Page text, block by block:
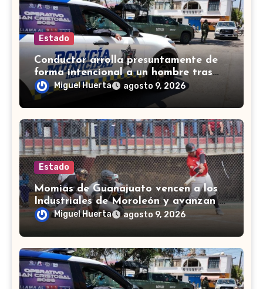
Estado
Conductor arrolla presuntamente de
forma intencional a un hombre tras
una riña en Celaya
Miguel Huerta agosto 9, 2026
Estado
Momias de Guanajuato vencen a los
Industriales de Moroleón y avanzan a
la final estatal de béisbol
Miguel Huerta agosto 9, 2026